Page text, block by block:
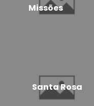
Missões
Santa Rosa